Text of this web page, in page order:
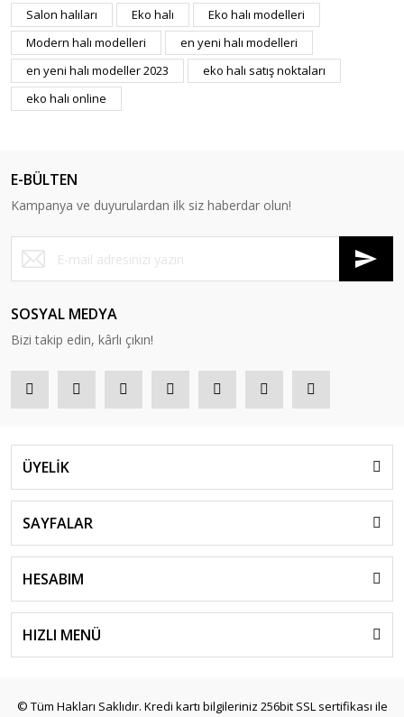
Salon halıları
Eko halı
Eko halı modelleri
Modern halı modelleri
en yeni halı modelleri
en yeni halı modeller 2023
eko halı satış noktaları
eko halı online
E-BÜLTEN
Kampanya ve duyurulardan ilk siz haberdar olun!
SOSYAL MEDYA
Bizi takip edin, kârlı çıkın!
ÜYELİK
SAYFALAR
HESABIM
HIZLI MENÜ
© Tüm Hakları Saklıdır. Kredi kartı bilgileriniz 256bit SSL sertifikası ile